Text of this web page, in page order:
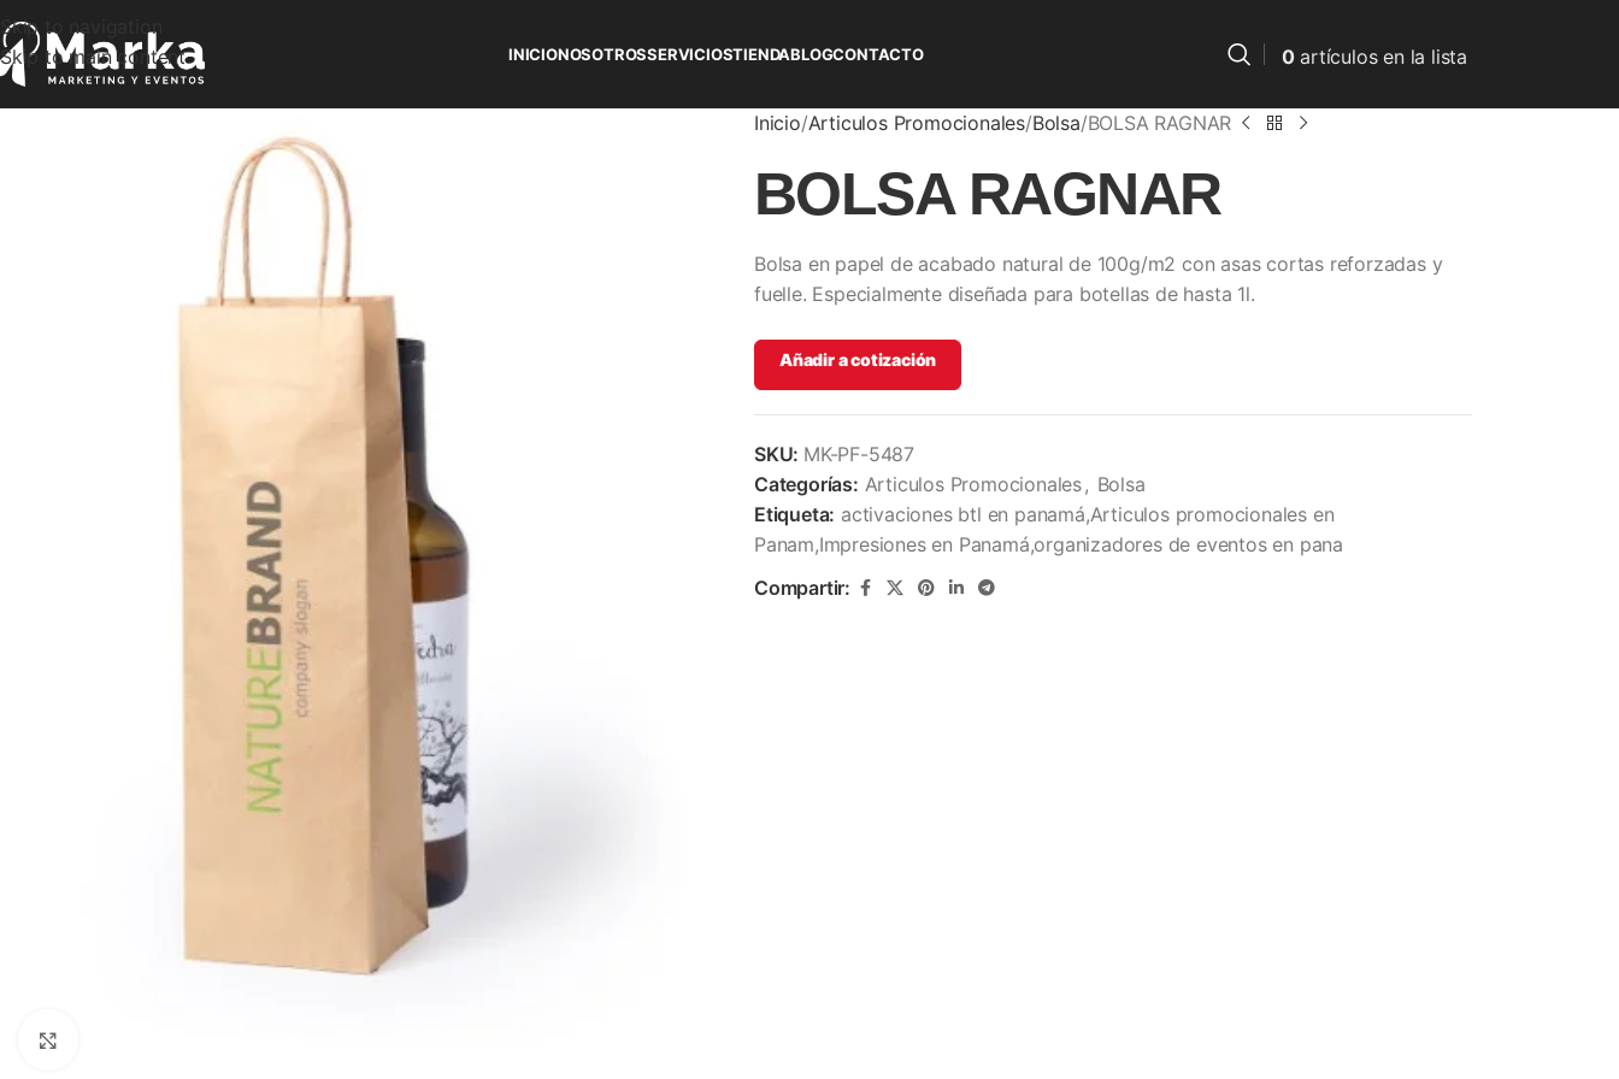
Skip to navigation
Skip to main content
INICIONOSOTROSSERVICIOSTIENDABLOGCONTACTO 0artículosen la lista
Inicio Articulos Promocionales Bolsa BOLSA RAGNAR
BOLSA RAGNAR
Bolsa en papel de acabado natural de 100g/m2 con asas cortas reforzadas y
fuelle. Especialmente diseñada para botellas de hasta 1l.
Añadir a cotización
SKU: MK-PF-5487
Categorías: Articulos Promocionales, Bolsa
Etiqueta: activaciones btl en panamá,Articulos promocionales en
Panam,Impresiones en Panamá,organizadores de eventos en pana
Compartir: